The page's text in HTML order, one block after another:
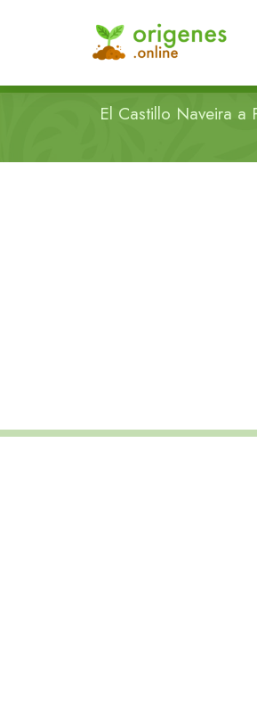
El Castillo Naveira a